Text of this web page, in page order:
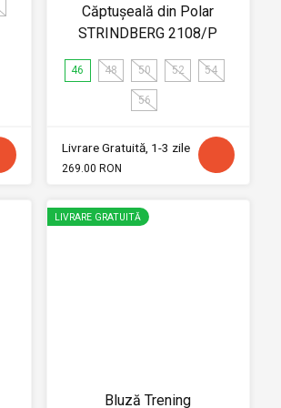
Căptușeală din Polar
STRINDBERG 2108/P
46 48 50 52 54
56
Livrare Gratuită, 1-3 zile
269.00 RON
LIVRARE GRATUITĂ
Bluză Trening